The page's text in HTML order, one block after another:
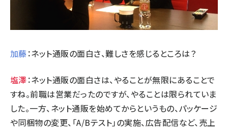
加藤：ネット通販の面白さ、難しさを感じるところは？
塩澤：ネット通販の面白さは、やることが無限にあることで
すね。前職は営業だったのですが、やることは限られていま
した。一方、ネット通販を始めてからというもの、パッケージ
や同梱物の変更、「A/Bテスト」の実施、広告配信など、売上